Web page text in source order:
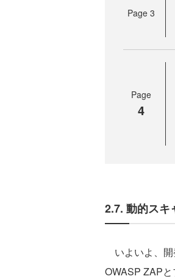
Page 3
Page
4
2.7. 動的スキ
いよいよ、開
OWASP ZAP